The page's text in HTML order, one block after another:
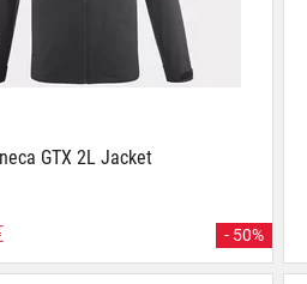
GTX 2L Jacket
- 50%